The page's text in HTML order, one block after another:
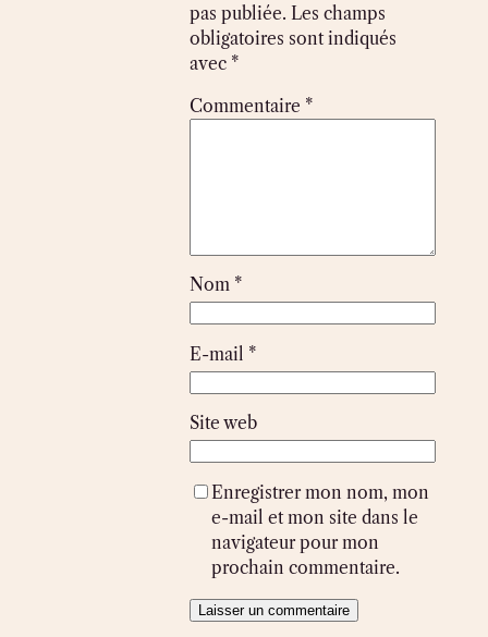
pas publiée. Les champs
obligatoires sont indiqués
avec *
Commentaire *
Nom *
E-mail *
Site web
Enregistrer mon nom, mon
e-mail et mon site dans le
navigateur pour mon
prochain commentaire.